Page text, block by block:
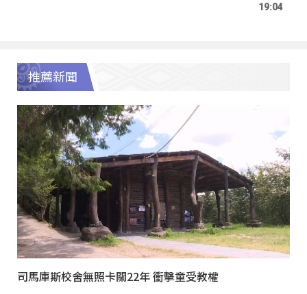
19:04
推薦新聞
司馬庫斯校舍無照卡關22年 衝擊童受教權